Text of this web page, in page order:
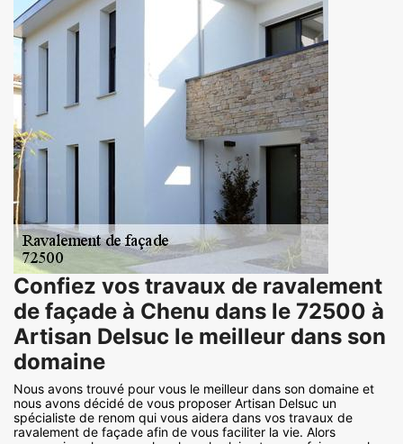
Confiez vos travaux de ravalement
de façade à Chenu dans le 72500 à
Artisan Delsuc le meilleur dans son
domaine
Nous avons trouvé pour vous le meilleur dans son domaine et
nous avons décidé de vous proposer Artisan Delsuc un
spécialiste de renom qui vous aidera dans vos travaux de
ravalement de façade afin de vous faciliter la vie. Alors